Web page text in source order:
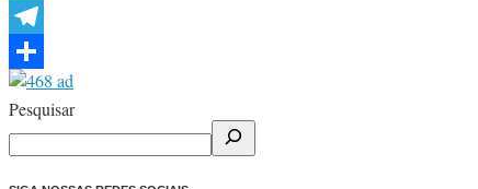
WhatsApp
Telegram
Share
Pesquisar